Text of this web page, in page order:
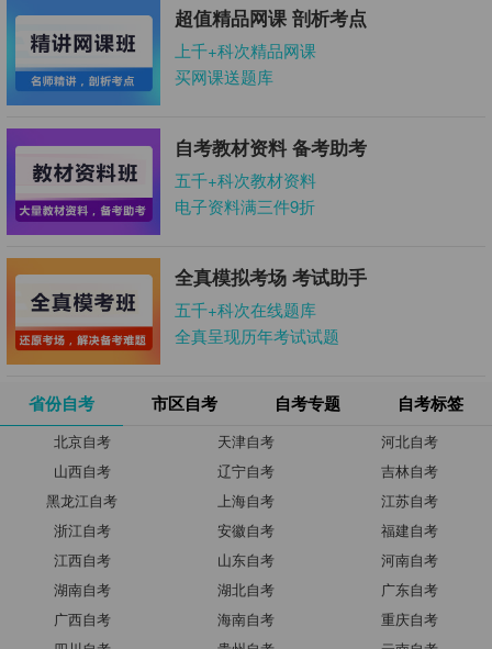
超值精品网课 剖析考点
上千+科次精品网课
买网课送题库
自考教材资料 备考助考
五千+科次教材资料
电子资料满三件9折
全真模拟考场 考试助手
五千+科次在线题库
全真呈现历年考试试题
省份自考 市区自考 自考专题 自考标签
北京自考 天津自考
河北自考
山西自考
辽宁自考
吉林自考
黑龙江自考
上海自考
江苏自考
浙江自考
安徽自考
福建自考
江西自考
山东自考
河南自考
湖南自考
湖北自考
广东自考
广西自考
海南自考
重庆自考